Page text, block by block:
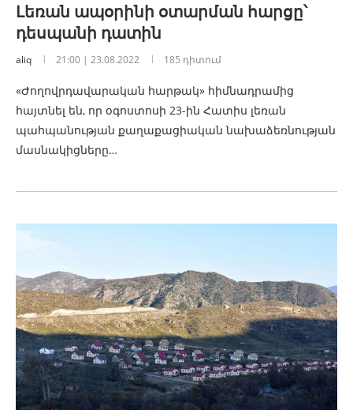
Լեռան ապօրինի օտարման հարցը՝
դեսպանի դատին
aliq 21:00 | 23.08.2022 185 դիտում
«Ժողովրդավարական հարթակ» հիմնադրամից
հայտնել են, որ օգոստոսի 23-ին Հատիս լեռան
պահպանության քաղաքացիական նախաձեռնության
մասնակիցները…